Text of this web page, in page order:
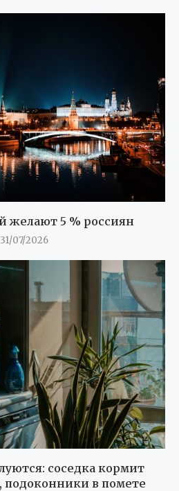
желают 5 % россиян
31/07/2026
соседка кормит
подоконники в помете